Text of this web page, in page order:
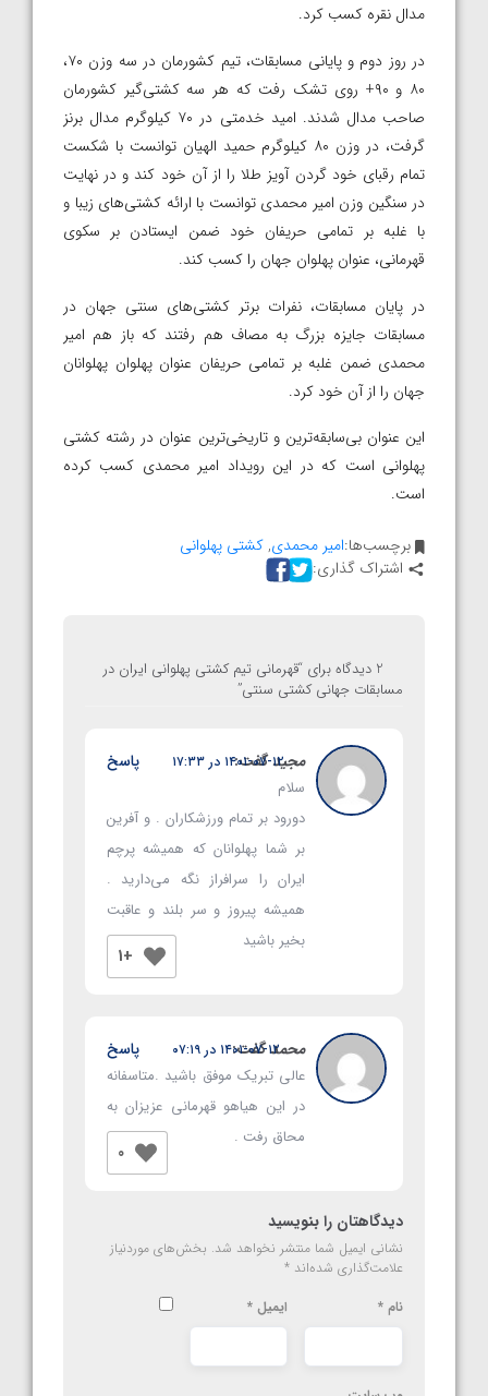
مدال نقره کسب کرد.
در روز دوم و پایانی مسابقات، تیم کشورمان در سه وزن ۷۰،
۸۰ و ۹۰+ روی تشک رفت که هر سه کشتی‌گیر کشورمان
صاحب مدال شدند. امید خدمتی در ۷۰ کیلوگرم مدال برنز
گرفت، در وزن ۸۰ کیلوگرم حمید الهیان توانست با شکست
تمام رقبای خود گردن آویز طلا را از آن خود کند و در نهایت
در سنگین وزن امیر محمدی توانست با ارائه کشتی‌های زیبا و
با غلبه بر تمامی حریفان خود ضمن ایستادن بر سکوی
قهرمانی، عنوان پهلوان جهان را کسب کند.
در پایان مسابقات، نفرات برتر کشتی‌های سنتی جهان در
مسابقات جایزه بزرگ به مصاف هم رفتند که باز هم امیر
محمدی ضمن غلبه بر تمامی حریفان عنوان پهلوان پهلوانان
جهان را از آن خود کرد.
این عنوان بی‌سابقه‌ترین و تاریخی‌ترین عنوان در رشته کشتی
پهلوانی است که در این رویداد امیر محمدی کسب کرده
است.
برچسب‌ها:امیر محمدی,کشتی پهلوانی
اشتراک گذاری:
2 دیدگاه برای “
قهرمانی تیم کشتی پهلوانی ایران در
مسابقات جهانی کشتی سنتی”
مجیدگفت:
۱۴۰۱-۰۷-۱۲ در ۱۷:۳۳
سلام
دورود بر تمام ورزشکاران . و آفرین
بر شما پهلوانان که همیشه پرچم
ایران را سرافراز نگه می‌دارید .
همیشه پیروز و سر بلند و عاقبت
بخیر باشید
+1
پاسخ
محمدگفت:
۱۴۰۱-۰۷-۱۲ در ۰۷:۱۹
عالی تبریک موفق باشید .متاسفانه
در این هیاهو قهرمانی عزیزان به
محاق رفت .
0
پاسخ
دیدگاهتان را بنویسید
نشانی ایمیل شما منتشر نخواهد شد. بخش‌های موردنیاز
علامت‌گذاری شده‌اند *
نام * ایمیل *